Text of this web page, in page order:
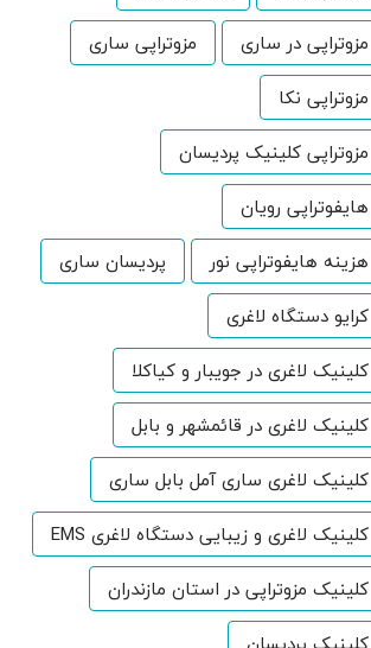
مزوتراپی در ساری
مزوتراپی ساری
مزوتراپی نکا
مزوتراپی کلینیک پردیسان
هایفوتراپی رویان
هزینه هایفوتراپی نور
پردیسان ساری
کرایو دستگاه لاغری
کلینیک لاغری در جویبار و کیاکلا
کلینیک لاغری در قائمشهر و بابل
کلینیک لاغری ساری آمل بابل ساری
کلینیک لاغری و زیبایی دستگاه لاغری EMS
کلینیک مزوتراپی در استان مازندران